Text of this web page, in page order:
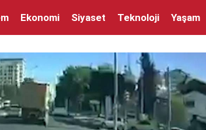
Ekonomi Siyaset Teknoloji Yaşam